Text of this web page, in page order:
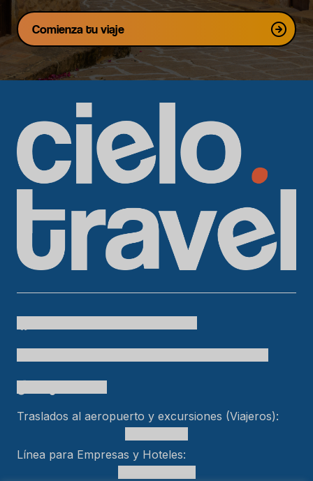
Comienza tu viaje
Traslados al aeropuerto y excursiones (Viajeros):
Línea para Empresas y Hoteles: